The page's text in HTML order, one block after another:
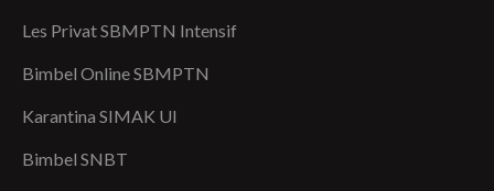
Les Privat SBMPTN Intensif
Bimbel Online SBMPTN
Karantina SIMAK UI
Bimbel SNBT